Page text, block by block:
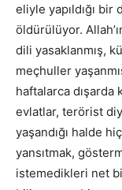
eliyle yapıldığı bir
öldürülüyor.
dili yasaklanmış,
meçhuller
haftalarca dışarda
evlatlar, terörist
yaşandığı halde
yansıtmak,
istemedikleri net